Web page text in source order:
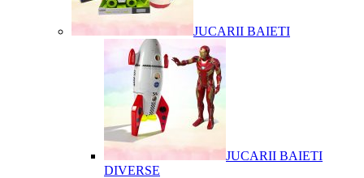
JUCARII BAIETI
JUCARII BAIETI
DIVERSE